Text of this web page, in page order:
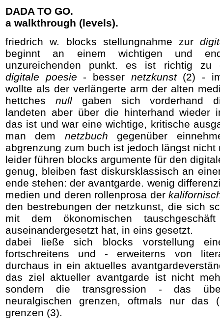
DADA TO GO.
a walkthrough (levels).
friedrich w. blocks stellungnahme zur
beginnt an einem wichtigen und
unzureichenden punkt. es ist richtig zu
digitale poesie - besser netzkunst (2) -
wollte als der verlängerte arm der alten
hettches nullgaben sich vorderhand
landeten aber über die hinterhand wieder
das ist und war eine wichtige, kritische
man dem netzbuch gegenüber
abgrenzung zum buch ist jedoch längst nicht
leider führen blocks argumente für den
genug, bleiben fast diskursklassisch an
ende stehen: der avantgarde. wenig
medien und deren rollenprosa der
den bestrebungen der netzkunst, die sich
mit dem ökonomischen
auseinandergesetzt hat, in eins gesetzt.
dabei ließe sich blocks vorstellung
fortschreitens und - erweiterns von
durchaus in ein aktuelles
das ziel aktueller avantgarde ist nicht
sondern die transgression - das
neuralgischen grenzen, oftmals nur das
grenzen (3).